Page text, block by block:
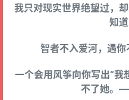
我只对现实世界绝望过，
知
智者不入爱河，遇
一个会用风筝向你写出“我
不了她。